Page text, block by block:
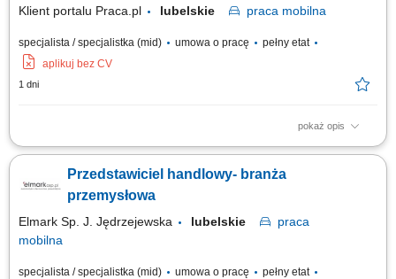
Klient portalu Praca.pl lubelskie praca mobilna
specjalista / specjalistka (mid) umowa o pracę
pełny etat
aplikuj bez CV
1 dni
pokaż opis
Rozwijanie współpracy z firmami produkcyjnymi oraz producentami
klientów. Pozyskiwanie nowych klientów oraz rozwijanie relacji z
obecnymi partnerami biznesowymi. Przygotowywanie ofert, prowadzenie
Przedstawiciel handlowy- branża
przemysłowa
Elmark Sp. J. Jędrzejewska lubelskie
praca
mobilna
specjalista / specjalistka (mid) umowa o pracę
pełny etat